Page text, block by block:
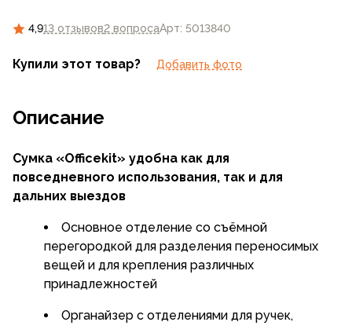
4,913 отзывов2 вопросаАрт: 5013840
Купили этот товар? Добавить фото
Описание
Сумка «Officekit» удобна как для
повседневного использования, так и для
дальних выездов
Основное отделение со съёмной
перегородкой для разделения переносимых
вещей и для крепления различных
принадлежностей
Органайзер с отделениями для ручек,